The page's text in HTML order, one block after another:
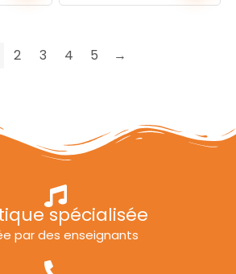
2 3 4 5 →
spécialisée
par des enseignants